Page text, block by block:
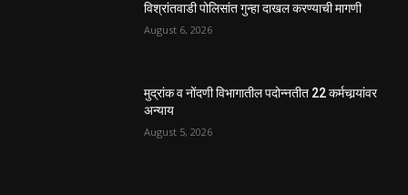
विश्रांतवाडी पोलिसांत गुन्हा दाखल करण्याची मागणी
August 6, 2026
मुद्रांक व नोंदणी विभागातील पदोन्नतीत 22 कर्मचार्‍यांवर
अन्याय
August 5, 2026